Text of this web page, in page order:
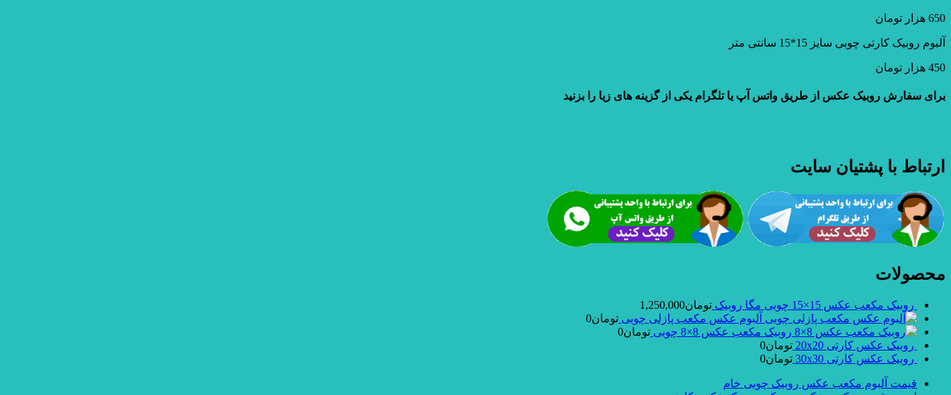
650 هزار تومان
آلبوم روبیک کارتی چوبی سایز 15*15 سانتی متر
450 هزار تومان
برای سفارش روبیک عکس از طریق واتس آپ یا تلگرام یکی از گزینه های زیا را بزنید
ارتباط با پشتیان سایت
محصولات
روبیک مکعب عکس 15×15 چوبی مگا روبیک تومان1,250,000
آلبوم عکس مکعب پازلی چوبی تومان0
روبیک مکعب عکس 8×8 چوبی
تومان0
روبیک عکس کارتی 20x20
تومان0
روبیک عکس کارتی 30x30
تومان0
قیمت آلبوم مکعب عکس روبیک چوبی خام